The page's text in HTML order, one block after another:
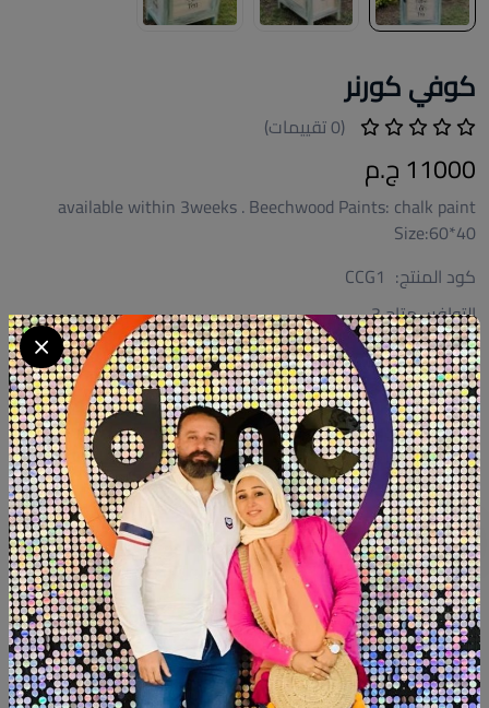
كوفي كورنر
(0 تقييمات)
11000 ج.م
available within 3weeks . Beechwood Paints: chalk paint
Size:60*40
كود المنتج: CCG1
التوافر:متاح 3
تصنيف:كوفي كورنر هاند ميد
الكمية
أضف الى السلة أشتري الآن
شارك: